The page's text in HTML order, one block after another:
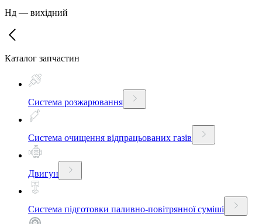
Нд — вихідний
Каталог запчастин
Система розжарювання
Система очищення відпрацьованих газів
Двигун
Система підготовки паливно-повітрянної суміші